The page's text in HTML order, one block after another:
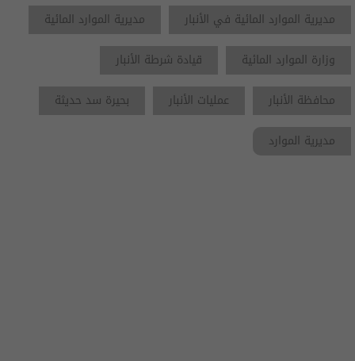
مديرية الموارد المائية في الأنبار
مديرية الموارد المائية
وزارة الموارد المائية
قيادة شرطة الأنبار
محافظة الأنبار
عمليات الأنبار
بحيرة سد حديثة
مديرية الموارد